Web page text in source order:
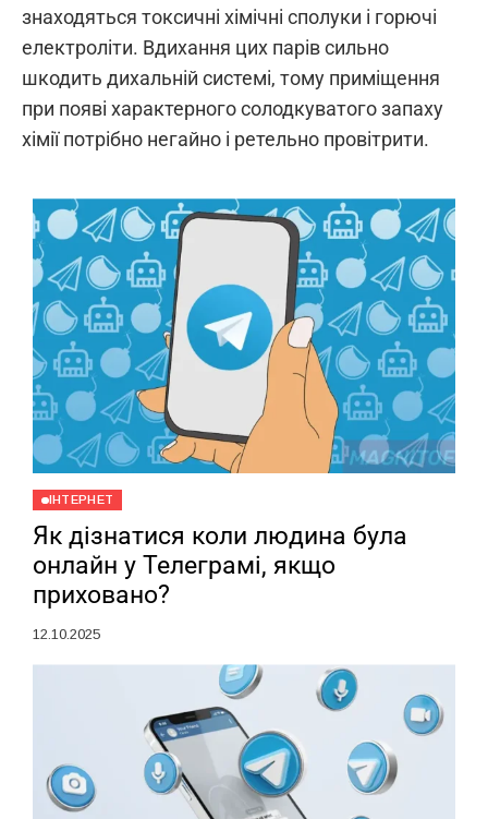
знаходяться токсичні хімічні сполуки і горючі
електроліти. Вдихання цих парів сильно
шкодить дихальній системі, тому приміщення
при появі характерного солодкуватого запаху
хімії потрібно негайно і ретельно провітрити.
ІНТЕРНЕТ
Як дізнатися коли людина була
онлайн у Телеграмі, якщо
приховано?
12.10.2025